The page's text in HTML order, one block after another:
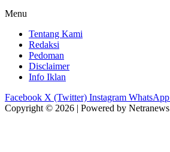
Menu
Tentang Kami
Redaksi
Pedoman
Disclaimer
Info Iklan
Facebook X (Twitter) Instagram WhatsApp
Copyright © 2026 | Powered by Netranews